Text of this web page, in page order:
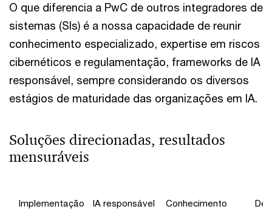
O que diferencia a PwC de outros integradores de
sistemas (SIs) é a nossa capacidade de reunir
conhecimento especializado, expertise em riscos
cibernéticos e regulamentação, frameworks de IA
responsável, sempre considerando os diversos
estágios de maturidade das organizações em IA.
Soluções direcionadas, resultados
mensuráveis
Implementação
IA responsável
Conhecimento